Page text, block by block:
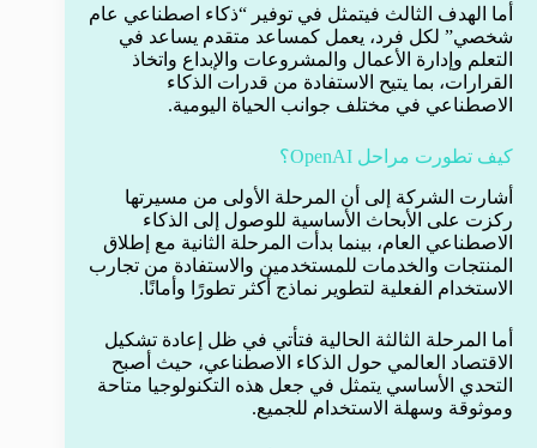
أما الهدف الثالث فيتمثل في توفير “ذكاء اصطناعي عام
شخصي” لكل فرد، يعمل كمساعد متقدم يساعد في
التعلم وإدارة الأعمال والمشروعات والإبداع واتخاذ
القرارات، بما يتيح الاستفادة من قدرات الذكاء
الاصطناعي في مختلف جوانب الحياة اليومية.
كيف تطورت مراحل OpenAI؟
أشارت الشركة إلى أن المرحلة الأولى من مسيرتها
ركزت على الأبحاث الأساسية للوصول إلى الذكاء
الاصطناعي العام، بينما بدأت المرحلة الثانية مع إطلاق
المنتجات والخدمات للمستخدمين والاستفادة من تجارب
الاستخدام الفعلية لتطوير نماذج أكثر تطورًا وأمانًا.
أما المرحلة الثالثة الحالية فتأتي في ظل إعادة تشكيل
الاقتصاد العالمي حول الذكاء الاصطناعي، حيث أصبح
التحدي الأساسي يتمثل في جعل هذه التكنولوجيا متاحة
وموثوقة وسهلة الاستخدام للجميع.